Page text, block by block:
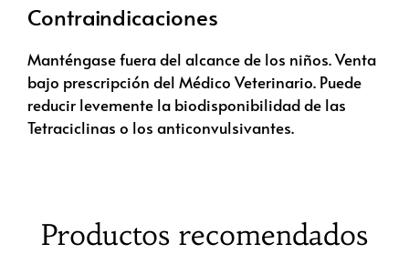
Contraindicaciones
Manténgase fuera del alcance de los niños. Venta
bajo prescripción del Médico Veterinario. Puede
reducir levemente la biodisponibilidad de las
Tetraciclinas o los anticonvulsivantes.
Productos recomendados